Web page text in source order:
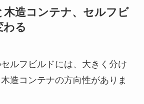
木造コンテナ、セルフビ
わる
ルフビルドには、大きく分け
造コンテナの方向性がありま